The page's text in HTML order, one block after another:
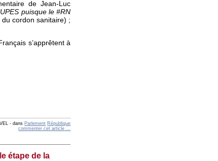
de Jean-Luc
puisque le #RN
cordon sanitaire) ;
s’apprêtent à
- dans Parlement République
commenter cet article …
étape de la